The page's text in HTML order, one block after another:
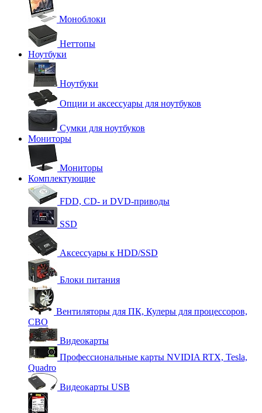
Моноблоки
Неттопы
Ноутбуки
Ноутбуки
Опции и аксессуары для ноутбуков
Сумки для ноутбуков
Мониторы
Мониторы
Комплектующие
FDD, CD- и DVD-приводы
SSD
Аксессуары к HDD/SSD
Блоки питания
Вентиляторы для ПК, Кулеры для процессоров,
СВО
Видеокарты
Профессиональные карты NVIDIA RTX, Tesla,
Quadro
Видеокарты USB